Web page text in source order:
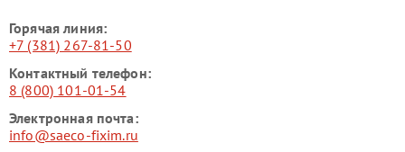
Горячая линия:
+7 (381) 267-81-50
Контактный телефон:
8 (800) 101-01-54
Электронная почта:
info@saeco-fixim.ru